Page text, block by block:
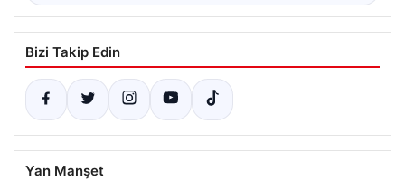
Bizi Takip Edin
Yan Manşet